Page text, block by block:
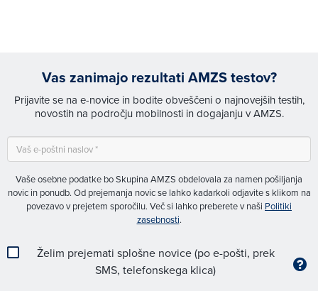
Vas zanimajo rezultati AMZS testov?
Prijavite se na e-novice in bodite obveščeni o najnovejših testih,
novostih na področju mobilnosti in dogajanju v AMZS.
Vaše osebne podatke bo Skupina AMZS obdelovala za namen pošiljanja
novic in ponudb. Od prejemanja novic se lahko kadarkoli odjavite s klikom na
povezavo v prejetem sporočilu. Več si lahko preberete v naši Politiki
zasebnosti.
Želim prejemati splošne novice (po e-pošti, prek
SMS, telefonskega klica)